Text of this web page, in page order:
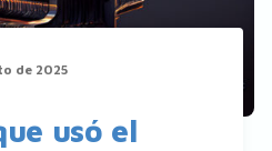
de 2025
usó el